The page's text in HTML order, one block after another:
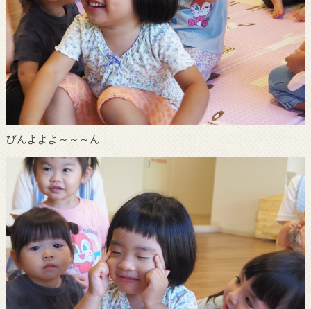
びんよよよ～～～ん